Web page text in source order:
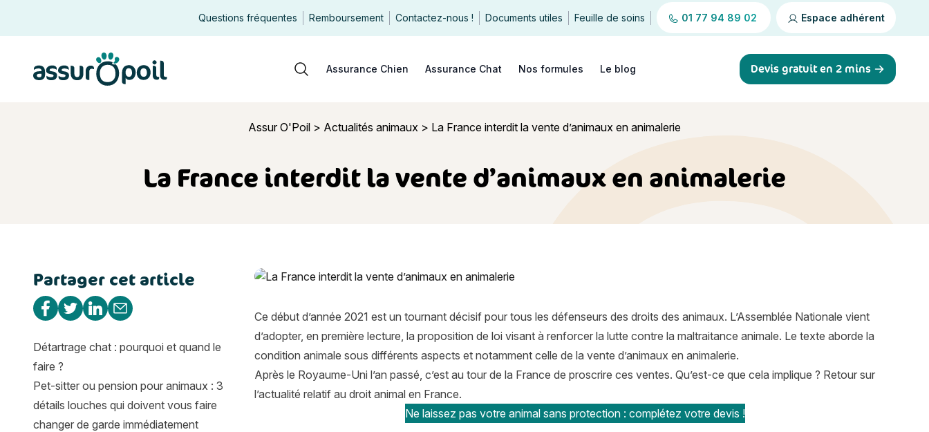
Questions fréquentes Remboursement Contactez-nous ! Documents utiles Feuille de soins 01 77 94 89 02 Espace adhérent
Rechercher
Assurance Chien Assurance Chat Nos formules Le blog Devis gratuit en 2 mins
Assur O'Poil > Actualités animaux > La France interdit la vente d’animaux en animalerie
La France interdit la vente d’animaux en animalerie
La France interdit la vente d’animaux en animalerie
Ce début d’année 2021 est un tournant décisif pour tous les défenseurs des droits des animaux. L’Assemblée Nationale vient
d’adopter, en première lecture, la proposition de loi visant à renforcer la lutte contre la maltraitance animale. Le texte aborde la
condition animale sous différents aspects et notamment celle de la vente d’animaux en animalerie.
Après le Royaume-Uni l’an passé, c’est au tour de la France de proscrire ces ventes. Qu’est-ce que cela implique ? Retour sur
l’actualité relatif au droit animal en France.
Ne laissez pas votre animal sans protection : complétez votre devis !
Partager cet article
Partager sur Facebook
Partager sur Twitter
Partager sur Linkedin
Partager par e-mail
Détartrage chat : pourquoi et quand le
faire ?
Pet-sitter ou pension pour animaux : 3
détails louches qui doivent vous faire
changer de garde immédiatement